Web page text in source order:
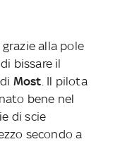
alla pole
bissare il
Most. Il pilota
bene nel
di scie
secondo a